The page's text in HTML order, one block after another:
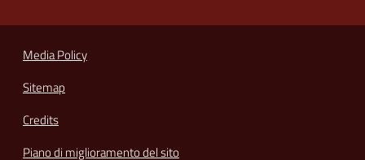
Media Policy
Sitemap
Credits
Piano di miglioramento del sito